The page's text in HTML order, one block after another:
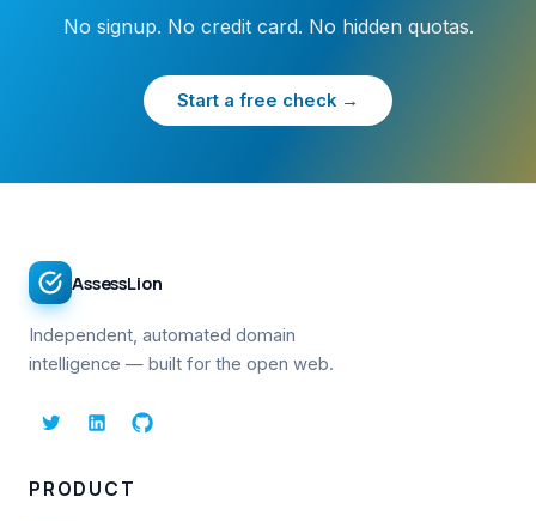
No signup. No credit card. No hidden quotas.
Start a free check →
AssessLion
Independent, automated domain
intelligence — built for the open web.
PRODUCT